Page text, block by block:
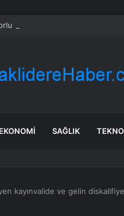
İsmail Aynı Filmde Buluştu!
EKONOMI SAĞLIK
kayınvalide ve gelin